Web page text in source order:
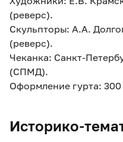
(реверс).
Скульпторы: А.А.
(реверс).
Чеканка: Санкт-
(СПМД).
Оформление гурта:
Историко-